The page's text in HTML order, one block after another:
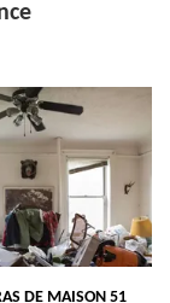
DE MAISON 51